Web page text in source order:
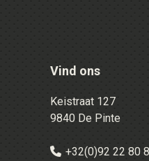
Vind ons
Keistraat 127
9840 De Pinte
+32(0)92 22 80